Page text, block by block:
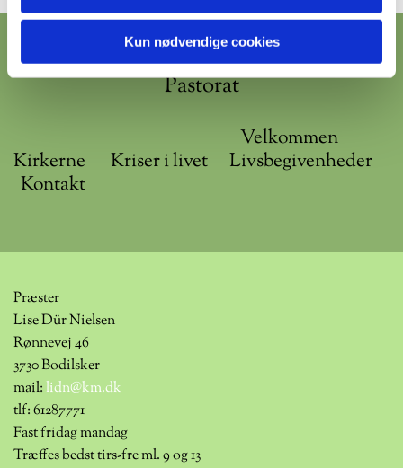
Kun nødvendige cookies
Ibsker-Svaneke-Bodilsker-Christiansø
Pastorat
Velkommen
Kirkerne
Kriser i livet
Livsbegivenheder
Kontakt
Præster
Lise Dür Nielsen
Rønnevej 46
3730 Bodilsker
mail:lidn@km.dk
tlf:61287771
Fast fridag mandag
Træffes bedst tirs-fre ml. 9 og 13